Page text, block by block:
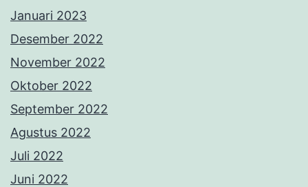
Januari 2023
Desember 2022
November 2022
Oktober 2022
September 2022
Agustus 2022
Juli 2022
Juni 2022